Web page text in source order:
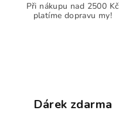
Při nákupu nad 2500 Kč
platíme dopravu my!
Dárek zdarma